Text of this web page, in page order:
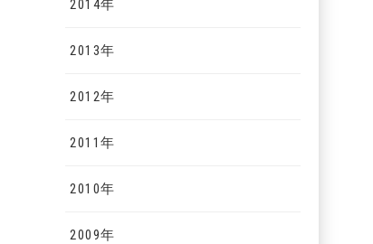
2014年
2013年
2012年
2011年
2010年
2009年